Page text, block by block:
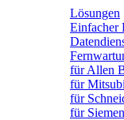
Lösungen
Einfacher
für Allen
für
für
für